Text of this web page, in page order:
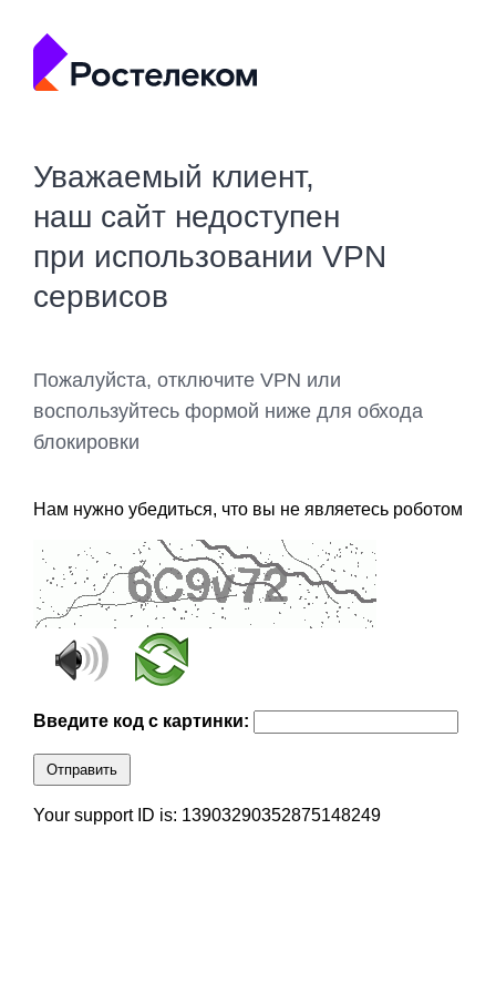
Уважаемый клиент,
наш сайт недоступен
при использовании VPN
сервисов
Пожалуйста, отключите VPN или
воспользуйтесь формой ниже для обхода
блокировки
Нам нужно убедиться, что вы не являетесь роботом
Введите код с картинки:
Отправить
Your support ID is: 13903290352875148249